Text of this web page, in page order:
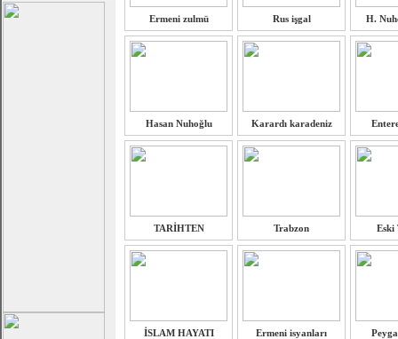
Ermeni zulmü Rus işgal H.
Hasan Nuhoğlu Karardı karadeniz
TARİHTEN Trabzon Eski
İSLAM HAYATI Ermeni isyanları